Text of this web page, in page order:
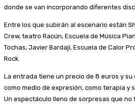
donde se van incorporando diferentes
Entre los que subirán al escenario están
Crew, teatro Racún, Escuela de Música
Tochas, Javier Bardají, Escuela de Calor
Rock.
La entrada tiene un precio de 8 euros y
como medio de expresión, como terapia y
Un espectáculo lleno de sorpresas que no